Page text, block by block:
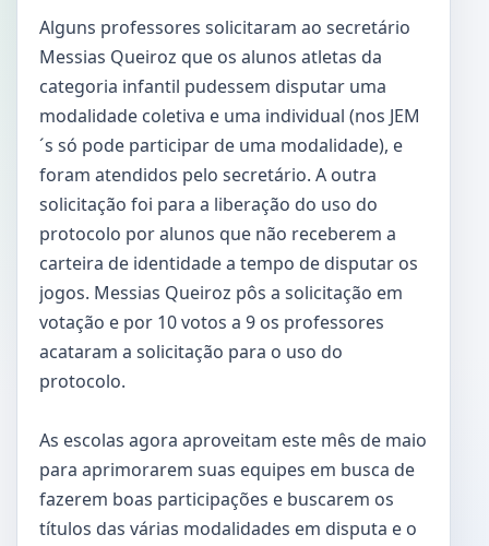
Alguns professores solicitaram ao secretário
Messias Queiroz que os alunos atletas da
categoria infantil pudessem disputar uma
modalidade coletiva e uma individual (nos JEM
´s só pode participar de uma modalidade), e
foram atendidos pelo secretário. A outra
solicitação foi para a liberação do uso do
protocolo por alunos que não receberem a
carteira de identidade a tempo de disputar os
jogos. Messias Queiroz pôs a solicitação em
votação e por 10 votos a 9 os professores
acataram a solicitação para o uso do
protocolo.
As escolas agora aproveitam este mês de maio
para aprimorarem suas equipes em busca de
fazerem boas participações e buscarem os
títulos das várias modalidades em disputa e o